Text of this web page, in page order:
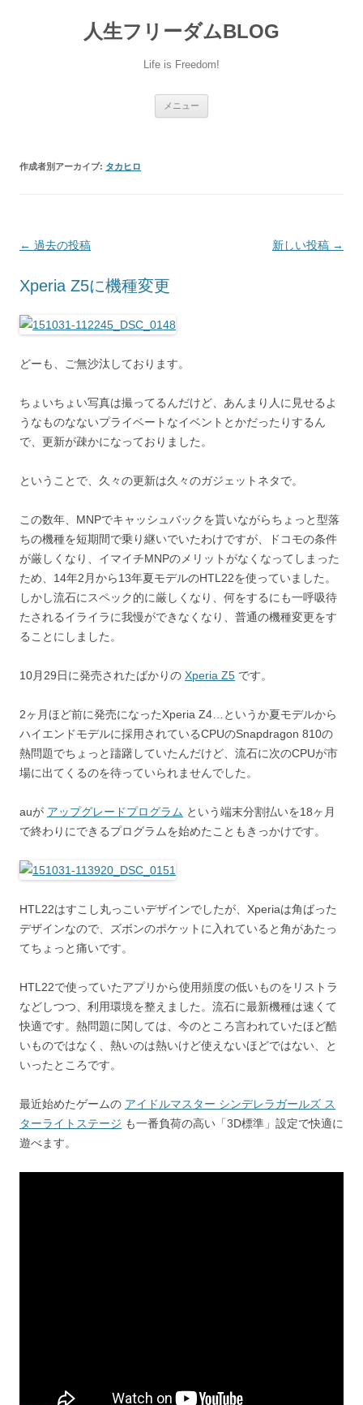
人生フリーダムBLOG
Life is Freedom!
メニュー
作成者別アーカイブ: タカヒロ
投
ナ
ビ
ゲ
ー
ョ
ン
← 過去の投稿 新しい投稿 →
Xperia Z5に機種変更
どーも、ご無沙汰しております。
ちょいちょい写真は撮ってるんだけど、あんまり人に見せるよ
うなものなないプライベートなイベントとかだったりするん
で、更新が疎かになっておりました。
ということで、久々の更新は久々のガジェットネタで。
この数年、MNPでキャッシュバックを貰いながらちょっと型落
ちの機種を短期間で乗り継いでいたわけですが、ドコモの条件
が厳しくなり、イマイチMNPのメリットがなくなってしまった
ため、14年2月から13年夏モデルのHTL22を使っていました。
しかし流石にスペック的に厳しくなり、何をするにも一呼吸待
たされるイライラに我慢ができなくなり、普通の機種変更をす
ることにしました。
10月29日に発売されたばかりの Xperia Z5 です。
2ヶ月ほど前に発売になったXperia Z4…というか夏モデルから
ハイエンドモデルに採用されているCPUのSnapdragon 810の
熱問題でちょっと躊躇していたんだけど、流石に次のCPUが市
場に出てくるのを待っていられませんでした。
auが アップグレードプログラム という端末分割払いを18ヶ月
で終わりにできるプログラムを始めたこともきっかけです。
HTL22はすこし丸っこいデザインでしたが、Xperiaは角ばった
デザインなので、ズボンのポケットに入れていると角があたっ
てちょっと痛いです。
HTL22で使っていたアプリから使用頻度の低いものをリストラ
などしつつ、利用環境を整えました。流石に最新機種は速くて
快適です。熱問題に関しては、今のところ言われていたほど酷
いものではなく、熱いのは熱いけど使えないほどではない、と
いったところです。
最近始めたゲームの アイドルマスター シンデレラガールズ ス
ターライトステージ も一番負荷の高い「3D標準」設定で快適に
遊べます。